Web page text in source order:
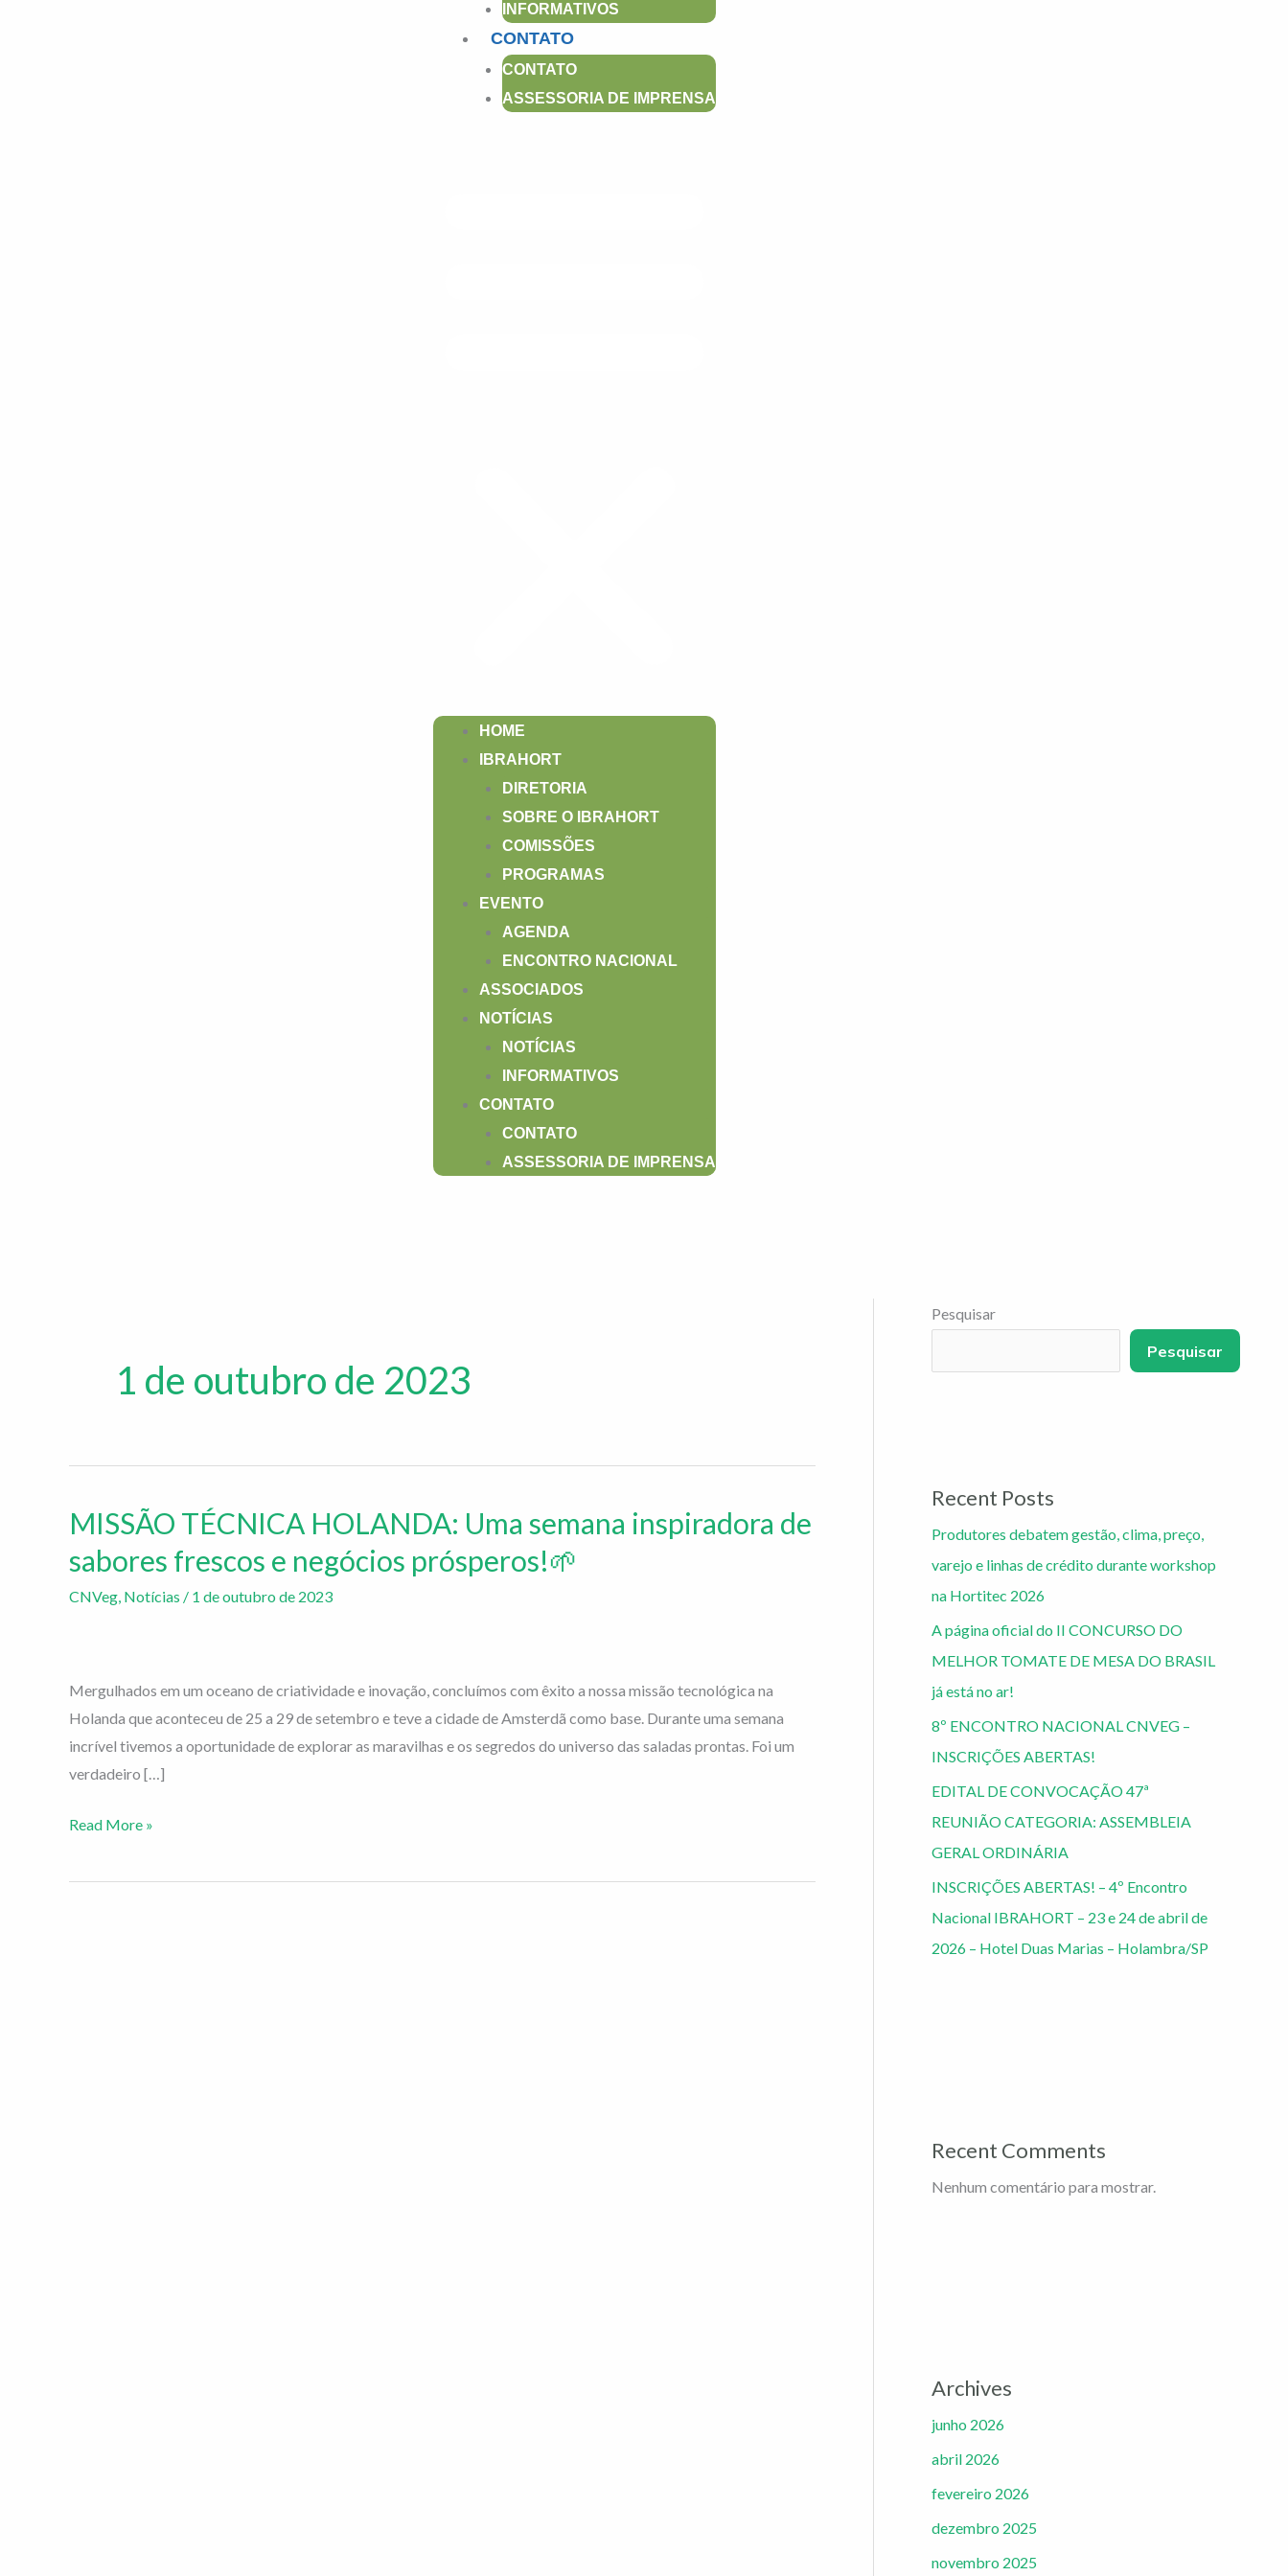
INFORMATIVOS
CONTATO
CONTATO
ASSESSORIA DE IMPRENSA
HOME
IBRAHORT
DIRETORIA
SOBRE O IBRAHORT
COMISSÕES
PROGRAMAS
EVENTO
AGENDA
ENCONTRO NACIONAL
ASSOCIADOS
NOTÍCIAS
NOTÍCIAS
INFORMATIVOS
CONTATO
CONTATO
ASSESSORIA DE IMPRENSA
1 de outubro de 2023
MISSÃO TÉCNICA HOLANDA: Uma semana inspiradora de
sabores frescos e negócios prósperos!🌱
CNVeg, Notícias / 1 de outubro de 2023
Mergulhados em um oceano de criatividade e inovação, concluímos com êxito a nossa missão tecnológica na
Holanda que aconteceu de 25 a 29 de setembro e teve a cidade de Amsterdã como base. Durante uma semana
incrível tivemos a oportunidade de explorar as maravilhas e os segredos do universo das saladas prontas. Foi um
verdadeiro […]
MISSÃO
TÉCNICA
HOLANDA:
Uma
de
sabores
frescos
e
prósperos!
Read More »
Pesquisar
Pesquisar
Recent Posts
Produtores debatem gestão, clima, preço,
varejo e linhas de crédito durante workshop
na Hortitec 2026
A página oficial do II CONCURSO DO
MELHOR TOMATE DE MESA DO BRASIL
já está no ar!
8º ENCONTRO NACIONAL CNVEG –
INSCRIÇÕES ABERTAS!
EDITAL DE CONVOCAÇÃO 47ª
REUNIÃO CATEGORIA: ASSEMBLEIA
GERAL ORDINÁRIA
INSCRIÇÕES ABERTAS! – 4º Encontro
Nacional IBRAHORT – 23 e 24 de abril de
2026 – Hotel Duas Marias – Holambra/SP
Recent Comments
Nenhum comentário para mostrar.
Archives
junho 2026
abril 2026
fevereiro 2026
dezembro 2025
novembro 2025